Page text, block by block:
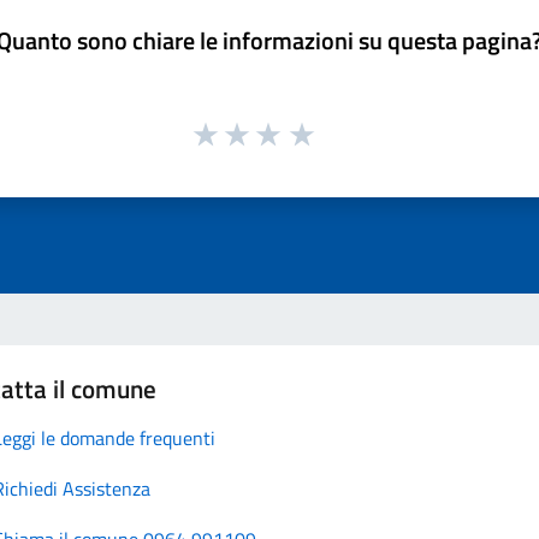
sono chiare le informazioni su questa
il comune
le domande frequenti
Assistenza